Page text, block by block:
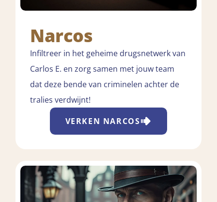
Narcos
Infiltreer in het geheime drugsnetwerk van
Carlos E. en zorg samen met jouw team
dat deze bende van criminelen achter de
tralies verdwijnt!
VERKEN NARCOS